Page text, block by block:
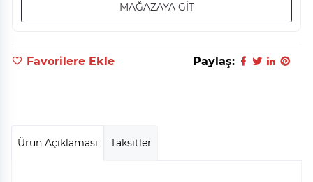
MAĞAZAYA GİT
Favorilere Ekle Paylaş:
Ürün Açıklaması Taksitler